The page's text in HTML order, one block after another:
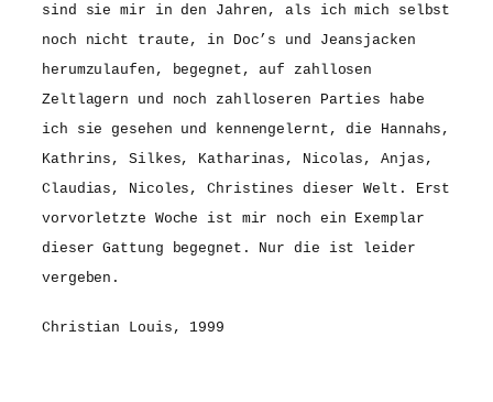
sind sie mir in den Jahren, als ich mich selbst
noch nicht traute, in Doc’s und Jeansjacken
herumzulaufen, begegnet, auf zahllosen
Zeltlagern und noch zahlloseren Parties habe
ich sie gesehen und kennengelernt, die Hannahs,
Kathrins, Silkes, Katharinas, Nicolas, Anjas,
Claudias, Nicoles, Christines dieser Welt. Erst
vorvorletzte Woche ist mir noch ein Exemplar
dieser Gattung begegnet. Nur die ist leider
vergeben.
Christian Louis, 1999